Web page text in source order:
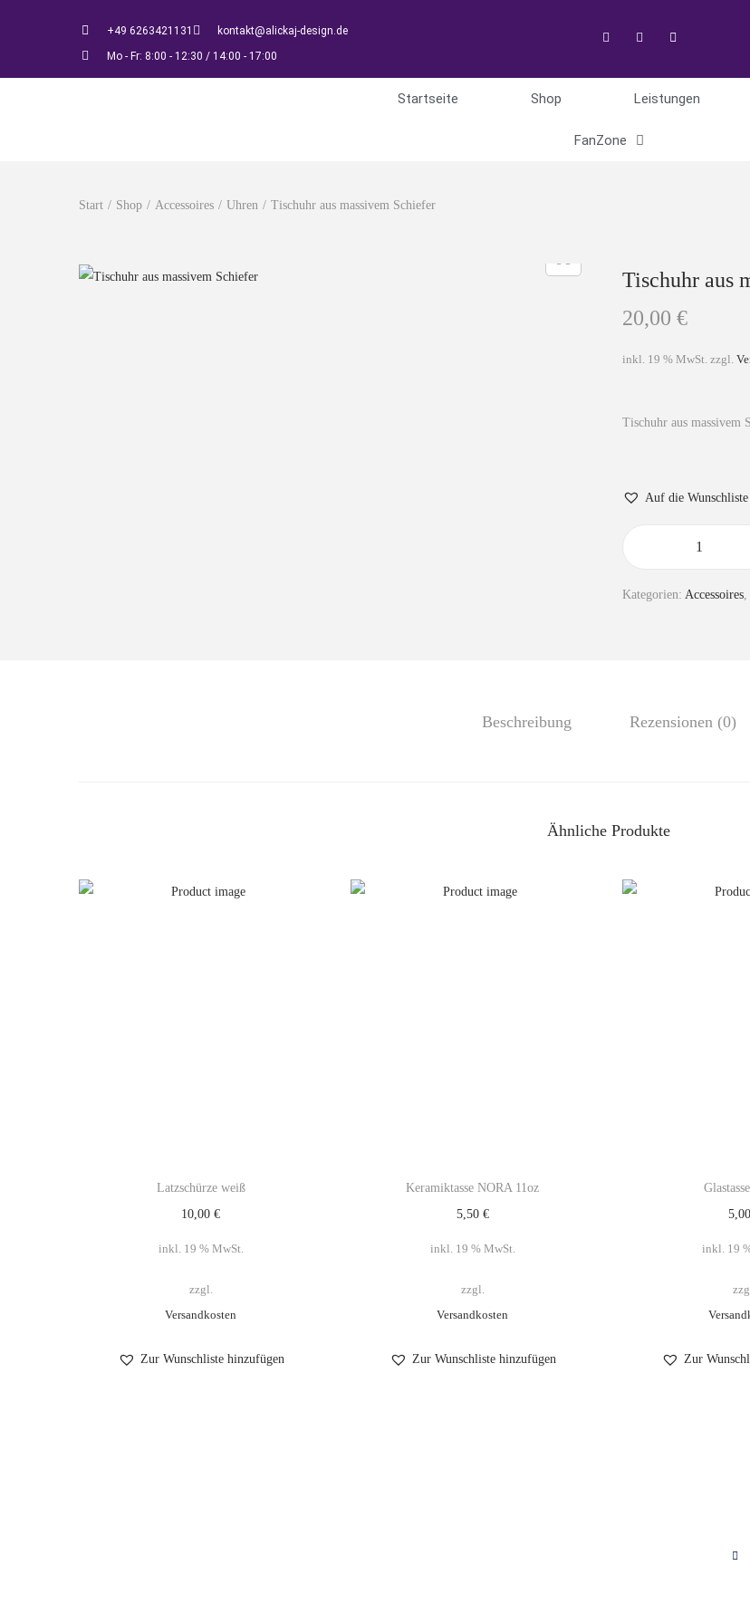
+49 6263421131
kontakt@alickaj-design.de
Mo - Fr: 8:00 - 12:30 / 14:00 - 17:00
Startseite Shop Leistungen
FanZone
Start / Shop / Accessoires / Uhren / Tischuhr aus massivem Schiefer
Tischuhr aus
20,00 €
inkl. 19 % MwSt. zzgl.
Tischuhr aus massivem
Auf die
Kategorien: Accessoires,
Beschreibung Rezensionen (0)
Ähnliche Produkte
Latzschürze weiß
10,00€
inkl. 19 % MwSt.
zzgl.
Versandkosten
Zur Wunschliste hinzufügen
Keramiktasse NORA 11oz
5,50 €
inkl. 19 % MwSt.
zzgl.
Versandkosten
Zur Wunschliste hinzufügen
5,00
inkl. 19
Zur